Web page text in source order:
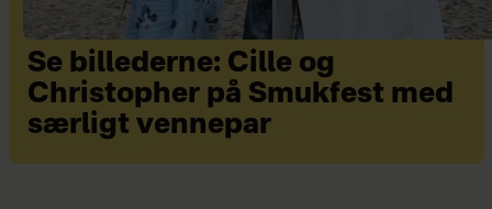
Se billederne: Cille og
Christopher på Smukfest med
særligt vennepar